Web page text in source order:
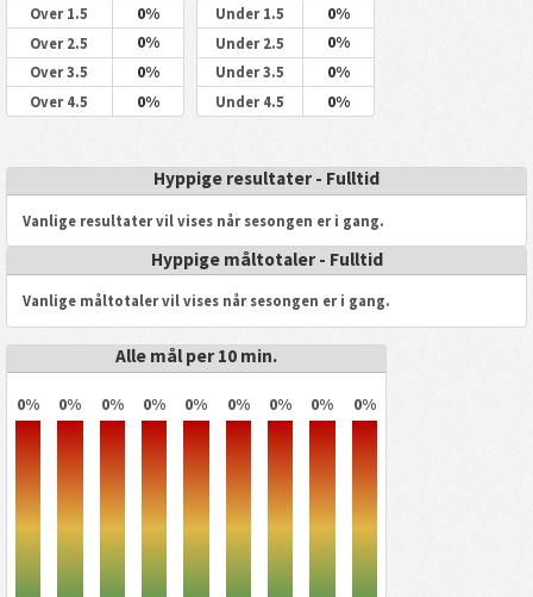
Over 1.5 0%
Over 2.5 0%
Over 3.5 0%
Over 4.5 0%
Under 1.5 0%
Under 2.5 0%
Under 3.5 0%
Under 4.5 0%
Hyppige resultater - Fulltid
Vanlige resultater vil vises når sesongen er i gang.
Hyppige måltotaler - Fulltid
Vanlige måltotaler vil vises når sesongen er i gang.
Alle mål per 10 min.
0% 0% 0% 0% 0% 0% 0% 0% 0%